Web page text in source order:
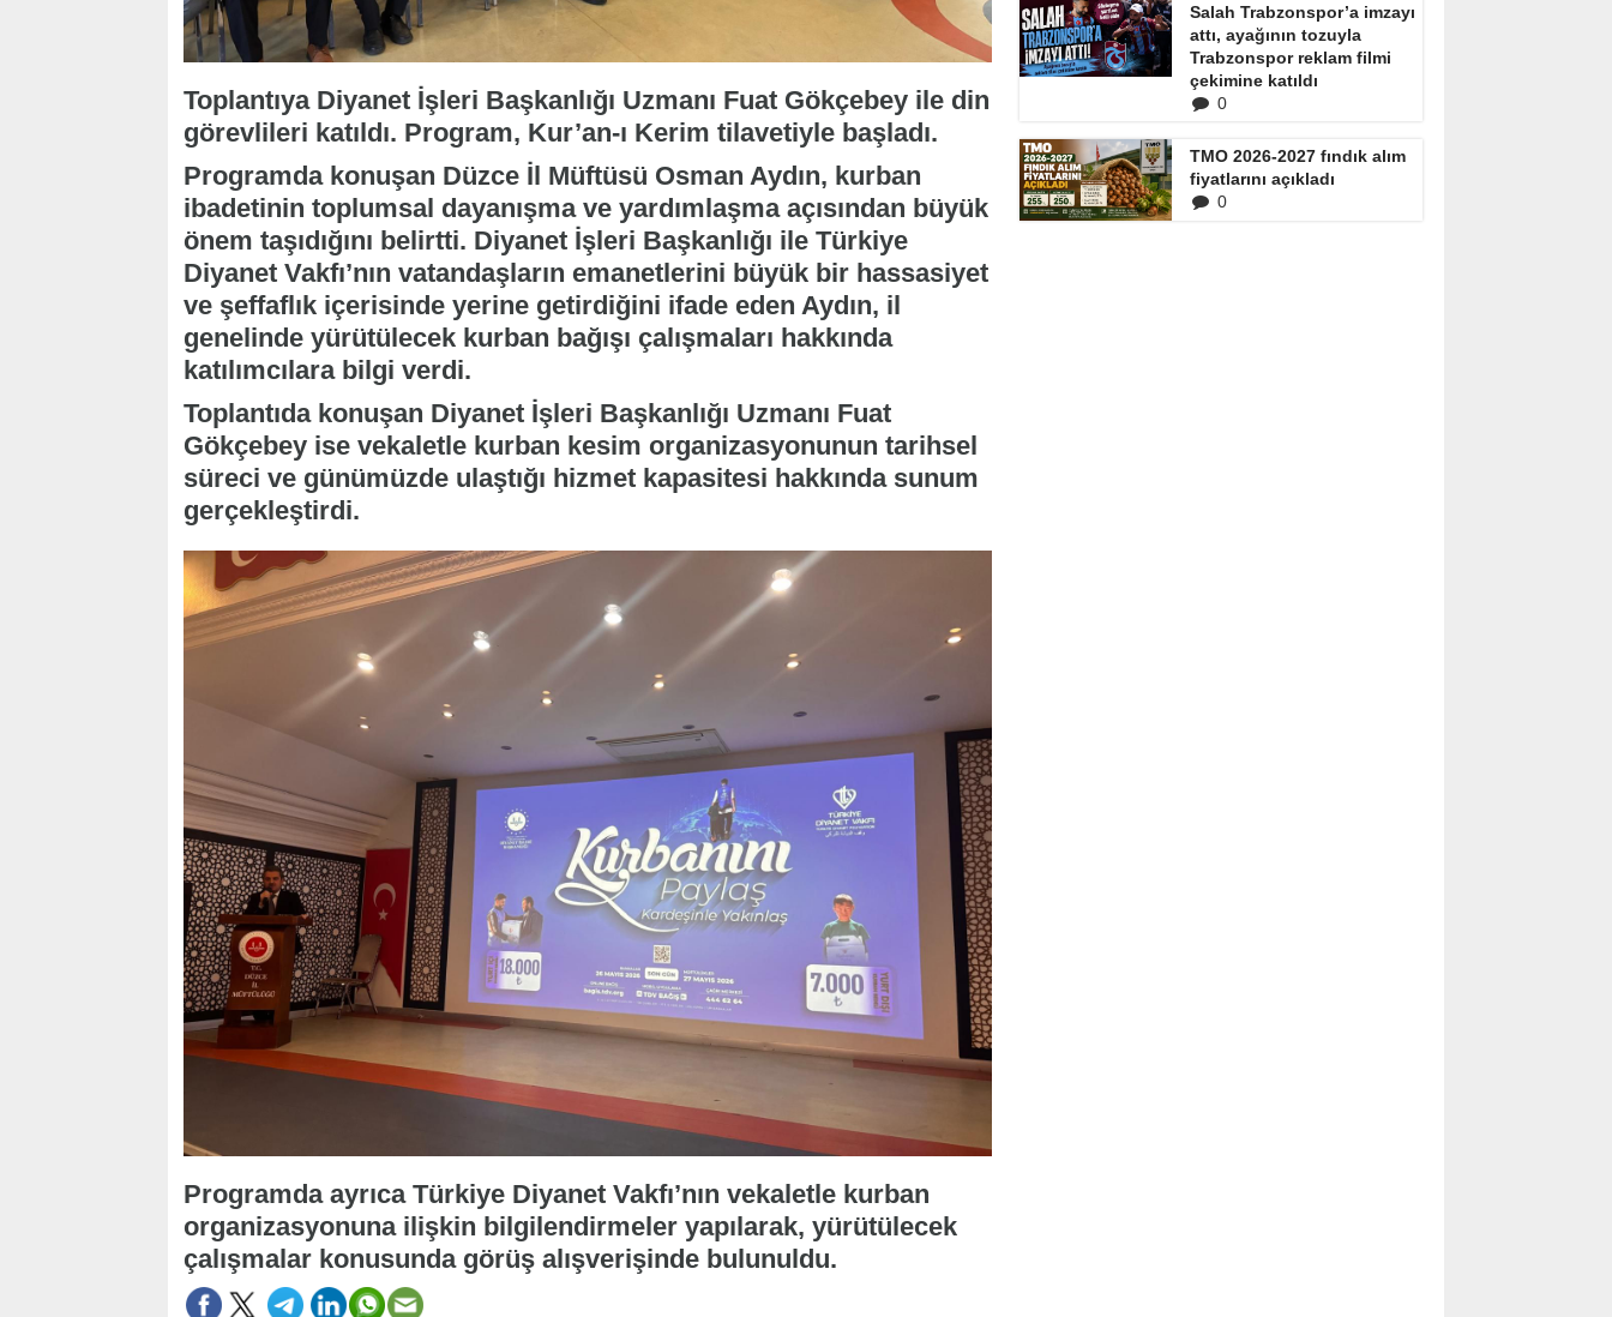
Toplantıya Diyanet İşleri Başkanlığı Uzmanı Fuat Gökçebey ile din
görevlileri katıldı. Program, Kur’an-ı Kerim tilavetiyle başladı.
Programda konuşan Düzce İl Müftüsü Osman Aydın, kurban
ibadetinin toplumsal dayanışma ve yardımlaşma açısından büyük
önem taşıdığını belirtti. Diyanet İşleri Başkanlığı ile Türkiye
Diyanet Vakfı’nın vatandaşların emanetlerini büyük bir hassasiyet
ve şeffaflık içerisinde yerine getirdiğini ifade eden Aydın, il
genelinde yürütülecek kurban bağışı çalışmaları hakkında
katılımcılara bilgi verdi.
Toplantıda konuşan Diyanet İşleri Başkanlığı Uzmanı Fuat
Gökçebey ise vekaletle kurban kesim organizasyonunun tarihsel
süreci ve günümüzde ulaştığı hizmet kapasitesi hakkında sunum
gerçekleştirdi.
Programda ayrıca Türkiye Diyanet Vakfı’nın vekaletle kurban
organizasyonuna ilişkin bilgilendirmeler yapılarak, yürütülecek
çalışmalar konusunda görüş alışverişinde bulunuldu.
Salah Trabzonspor’a imzayı
attı, ayağının tozuyla
Trabzonspor reklam filmi
çekimine katıldı
0
TMO 2026-2027 fındık alım
fiyatlarını açıkladı
0